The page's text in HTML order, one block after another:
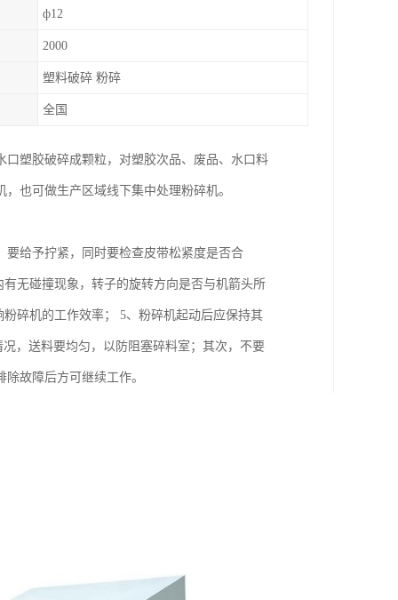
ф12
2000
塑料破碎 粉碎
全国
塑胶破碎成颗粒，对塑胶次品、废品、水口料
也可做生产区域线下集中处理粉碎机。
要给予拧紧，同时要检查皮带松紧度是否合
无碰撞现象，转子的旋转方向是否与机箭头所
碎机的工作效率； 5、粉碎机起动后应保持其
，送料要均匀，以防阻塞碎料室；其次，不要
故障后方可继续工作。